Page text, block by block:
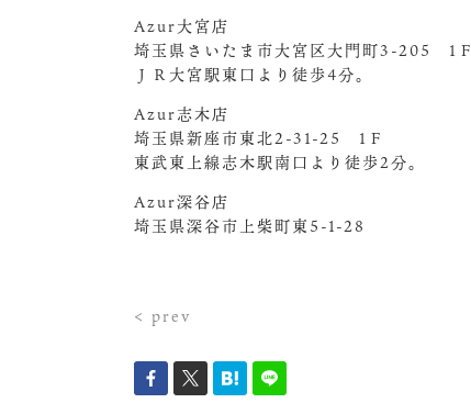
Azur大宮店
埼玉県さいたま市大宮区大門町3-205 1Ｆ
ＪＲ大宮駅東口より徒歩4分。
Azur志木店
埼玉県新座市東北2-31-25 1Ｆ
東武東上線志木駅南口より徒歩2分。
Azur深谷店
埼玉県深谷市上柴町東5-1-28
< prev